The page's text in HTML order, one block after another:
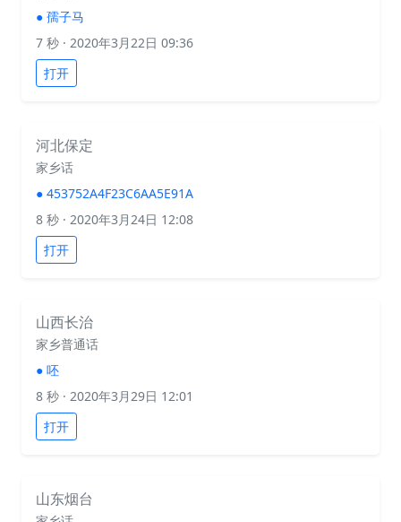
● 孺子马
7 秒 · 2020年3月22日 09:36
打开
河北保定
家乡话
● 453752A4F23C6AA5E91A
8 秒 · 2020年3月24日 12:08
打开
山西长治
家乡普通话
● 呸
8 秒 · 2020年3月29日 12:01
打开
山东烟台